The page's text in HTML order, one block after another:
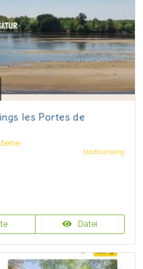
les Portes de
Stadtcamping
Datei